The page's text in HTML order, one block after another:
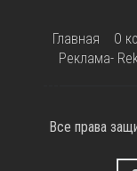
Главная О
Реклама-
Все права